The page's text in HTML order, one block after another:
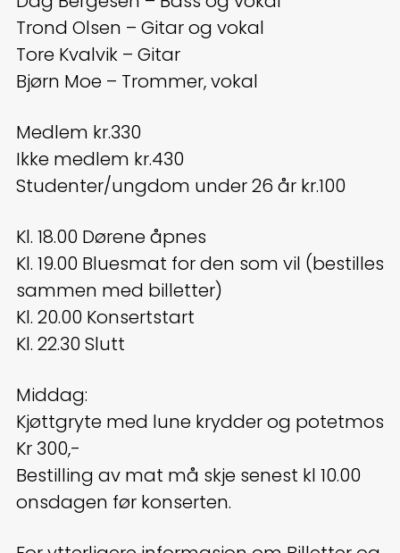
Trond Olsen – Gitar og vokal
Tore Kvalvik – Gitar
Bjørn Moe – Trommer, vokal
Medlem kr.330
Ikke medlem kr.430
Studenter/ungdom under 26 år kr.100
Kl. 18.00 Dørene åpnes
Kl. 19.00 Bluesmat for den som vil (bestilles
sammen med billetter)
Kl. 20.00 Konsertstart
Kl. 22.30 Slutt
Middag:
Kjøttgryte med lune krydder og potetmos
Kr 300,-
Bestilling av mat må skje senest kl 10.00
onsdagen før konserten.